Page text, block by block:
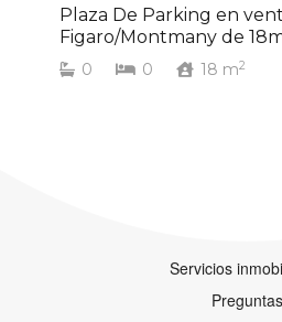
Plaza De Parking en
Figaro/Montmany de
0 0 18 m2
Servicios
Preguntas